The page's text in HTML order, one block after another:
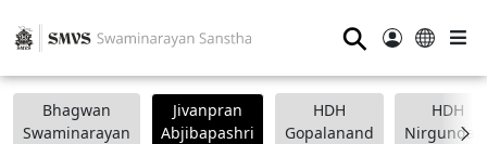
⚲
Bhagwan
Swaminarayan
Jivanpran
Abjibapashri
HDH
Gopalanand
HDH